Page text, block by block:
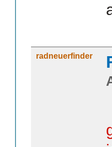
radneuerfinder